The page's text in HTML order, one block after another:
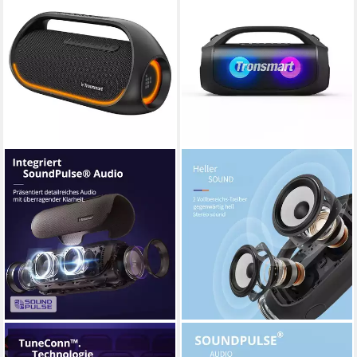
TRONSMART
Bang 60W tragbarer
TRONSMART
Bang SE Bluetooth-